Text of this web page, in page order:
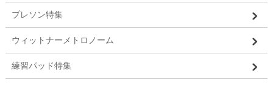
プレソン特集
ウィットナーメトロノーム
練習パッド特集